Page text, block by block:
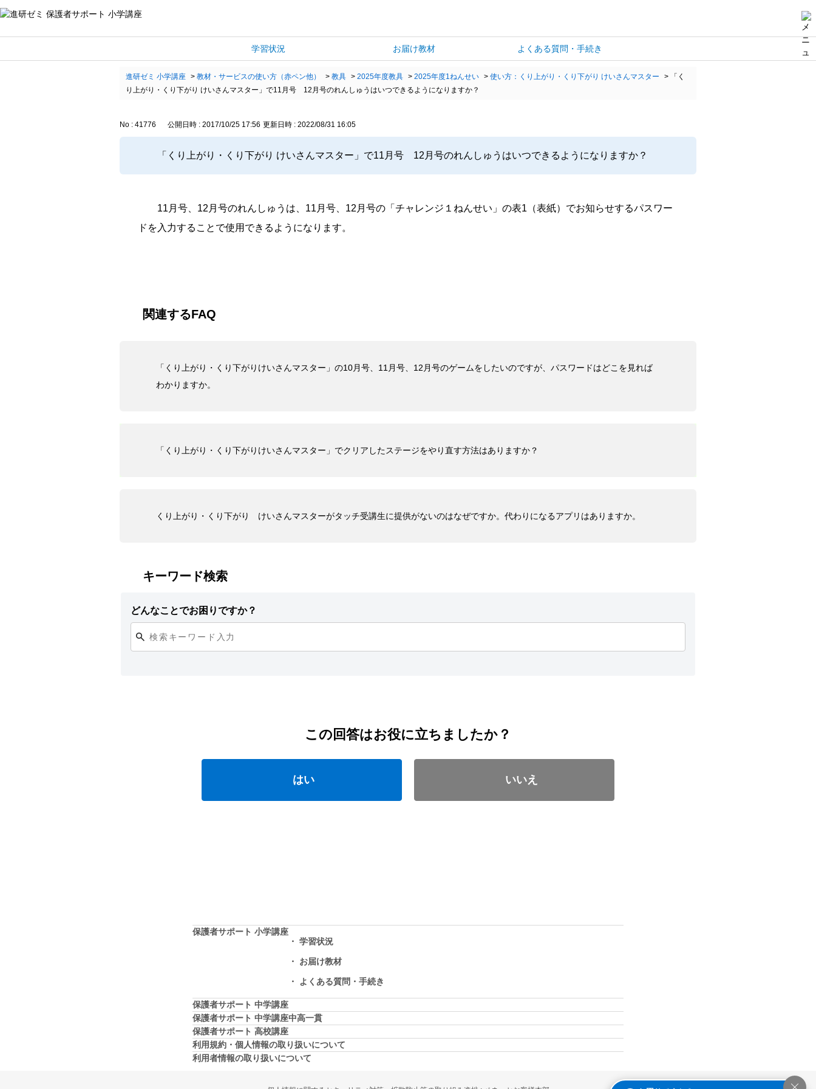
学習状況 お届け教材 よくある質問・手続き
進研ゼミ 小学講座 > 教材・サービスの使い方（赤ペン他） > 教具 > 2025年度教具 > 2025年度1ねんせい > 使い方：くり上がり・くり下がり けいさんマスター >
「く
り上がり・くり下がり けいさんマスター」で11月号 12月号のれんしゅうはいつできるようになりますか？
No : 41776 公開日時 : 2017/10/25 17:56 更新日時 : 2022/08/31 16:05
「くり上がり・くり下がり けいさんマスター」で11月号 12月号のれんしゅうはいつできるようになりますか？
11月号、12月号のれんしゅうは、11月号、12月号の「チャレンジ１ねんせい」の表1（表紙）でお知らせするパスワー
ドを入力することで使用できるようになります。
関連するFAQ
「くり上がり・くり下がりけいさんマスター」の10月号、11月号、12月号のゲームをしたいのですが、パスワードはどこを見れば
わかりますか。
「くり上がり・くり下がりけいさんマスター」でクリアしたステージをやり直す方法はありますか？
くり上がり・くり下がり けいさんマスターがタッチ受講生に提供がないのはなぜですか。代わりになるアプリはありますか。
キーワード検索
どんなことでお困りですか？
この回答はお役に立ちましたか？
はい いいえ
保護者サポート 小学講座
学習状況
お届け教材
よくある質問・手続き
保護者サポート 中学講座
保護者サポート 中学講座中高一貫
保護者サポート 高校講座
利用規約・個人情報の取り扱いについて
利用者情報の取り扱いについて